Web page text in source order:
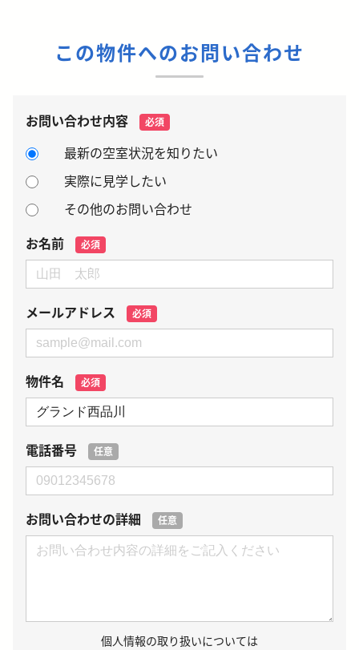
この物件へのお問い合わせ
お問い合わせ内容 必須
最新の空室状況を知りたい
実際に見学したい
その他のお問い合わせ
お名前
必須
メールアドレス 必須
物件名 必須
電話番号 任意
お問い合わせの詳細 任意
個人情報の取り扱いについては